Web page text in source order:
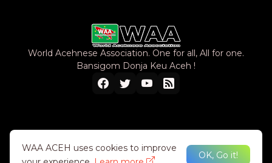
World Acehnese Association. One for all, All for one.
Bansigom Donja Keu Aceh !
Home About UsPrivacy PolicyContact Us
WAA ACEH uses cookies to improve
OK, Go it!